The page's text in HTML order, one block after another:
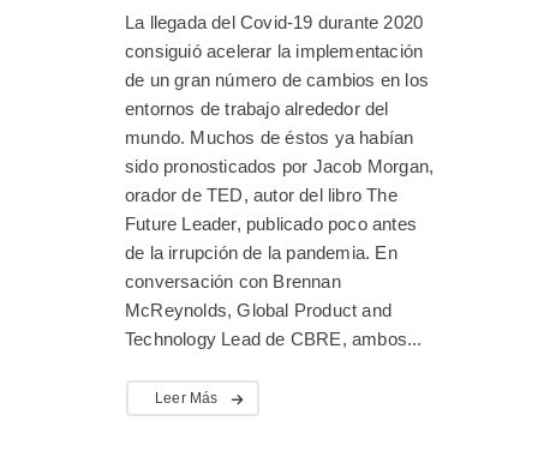
La llegada del Covid-19 durante 2020
consiguió acelerar la implementación
de un gran número de cambios en los
entornos de trabajo alrededor del
mundo. Muchos de éstos ya habían
sido pronosticados por Jacob Morgan,
orador de TED, autor del libro The
Future Leader, publicado poco antes
de la irrupción de la pandemia. En
conversación con Brennan
McReynolds, Global Product and
Technology Lead de CBRE, ambos...
Leer Más